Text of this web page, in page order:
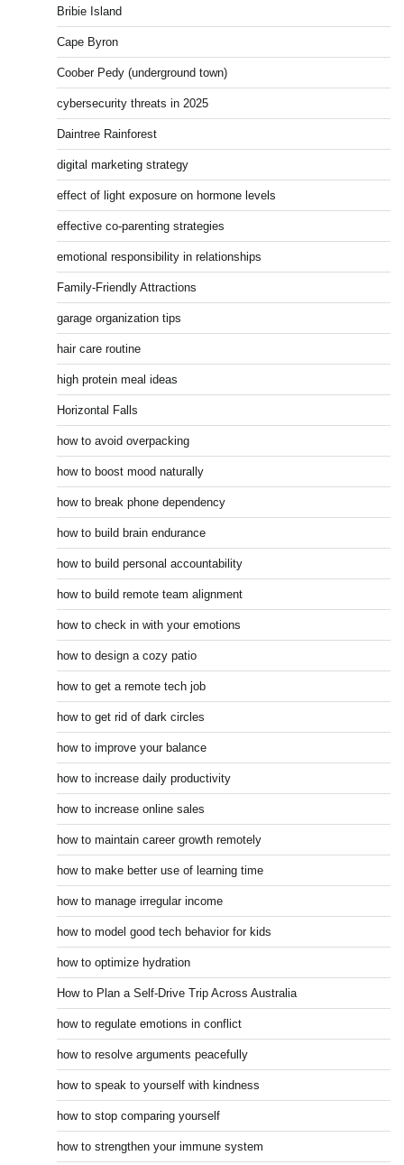
Bribie Island
Cape Byron
Coober Pedy (underground town)
cybersecurity threats in 2025
Daintree Rainforest
digital marketing strategy
effect of light exposure on hormone levels
effective co-parenting strategies
emotional responsibility in relationships
Family-Friendly Attractions
garage organization tips
hair care routine
high protein meal ideas
Horizontal Falls
how to avoid overpacking
how to boost mood naturally
how to break phone dependency
how to build brain endurance
how to build personal accountability
how to build remote team alignment
how to check in with your emotions
how to design a cozy patio
how to get a remote tech job
how to get rid of dark circles
how to improve your balance
how to increase daily productivity
how to increase online sales
how to maintain career growth remotely
how to make better use of learning time
how to manage irregular income
how to model good tech behavior for kids
how to optimize hydration
How to Plan a Self-Drive Trip Across Australia
how to regulate emotions in conflict
how to resolve arguments peacefully
how to speak to yourself with kindness
how to stop comparing yourself
how to strengthen your immune system